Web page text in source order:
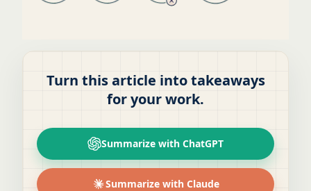
Turn this article into takeaways
for your work.
Summarize with ChatGPT
Summarize with Claude